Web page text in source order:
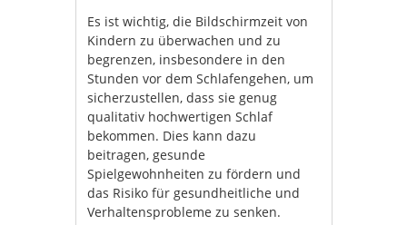
Es ist wichtig, die Bildschirmzeit von
Kindern zu überwachen und zu
begrenzen, insbesondere in den
Stunden vor dem Schlafengehen, um
sicherzustellen, dass sie genug
qualitativ hochwertigen Schlaf
bekommen. Dies kann dazu
beitragen, gesunde
Spielgewohnheiten zu fördern und
das Risiko für gesundheitliche und
Verhaltensprobleme zu senken.